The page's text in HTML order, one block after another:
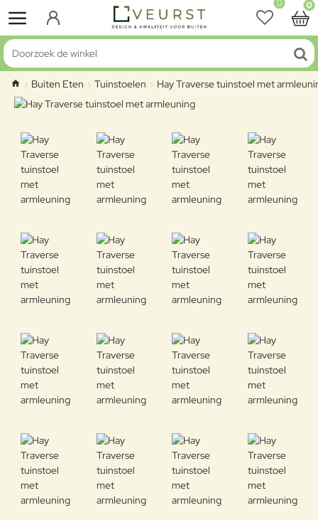
0 0
Doorzoek de winkel
home
Buiten Eten Tuinstoelen Hay Traverse tuinstoel met